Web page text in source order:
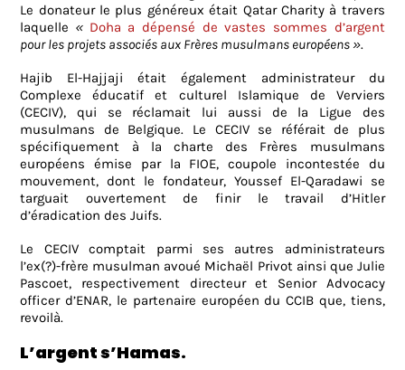
Le donateur le plus généreux était Qatar Charity à travers
laquelle « Doha a dépensé de vastes sommes d’argent
pour les projets associés aux Frères musulmans européens ».
Hajib El-Hajjaji était également administrateur du
Complexe éducatif et culturel Islamique de Verviers
(CECIV), qui se réclamait lui aussi de la Ligue des
musulmans de Belgique. Le CECIV se référait de plus
spécifiquement à la charte des Frères musulmans
européens émise par la FIOE, coupole incontestée du
mouvement, dont le fondateur, Youssef El-Qaradawi se
targuait ouvertement de finir le travail d’Hitler
d’éradication des Juifs.
Le CECIV comptait parmi ses autres administrateurs
l’ex(?)-frère musulman avoué Michaël Privot ainsi que Julie
Pascoet, respectivement directeur et Senior Advocacy
officer d’ENAR, le partenaire européen du CCIB que, tiens,
revoilà.
L’argent s’Hamas.